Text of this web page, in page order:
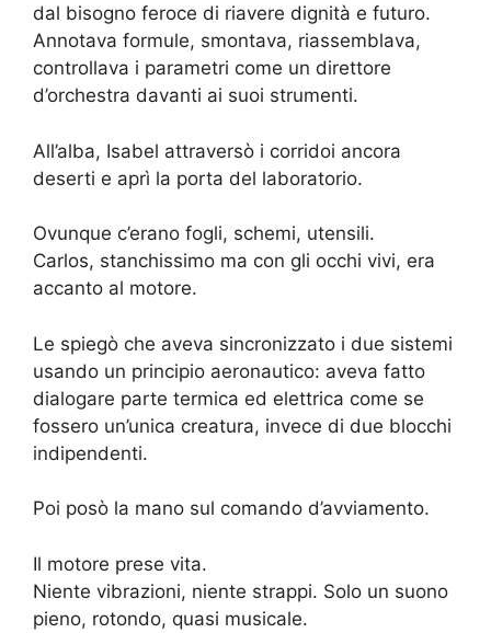
dal bisogno feroce di riavere dignità e futuro.
Annotava formule, smontava, riassemblava,
controllava i parametri come un direttore
d’orchestra davanti ai suoi strumenti.
All’alba, Isabel attraversò i corridoi ancora
deserti e aprì la porta del laboratorio.
Ovunque c’erano fogli, schemi, utensili.
Carlos, stanchissimo ma con gli occhi vivi, era
accanto al motore.
Le spiegò che aveva sincronizzato i due sistemi
usando un principio aeronautico: aveva fatto
dialogare parte termica ed elettrica come se
fossero un’unica creatura, invece di due blocchi
indipendenti.
Poi posò la mano sul comando d’avviamento.
Il motore prese vita.
Niente vibrazioni, niente strappi. Solo un suono
pieno, rotondo, quasi musicale.